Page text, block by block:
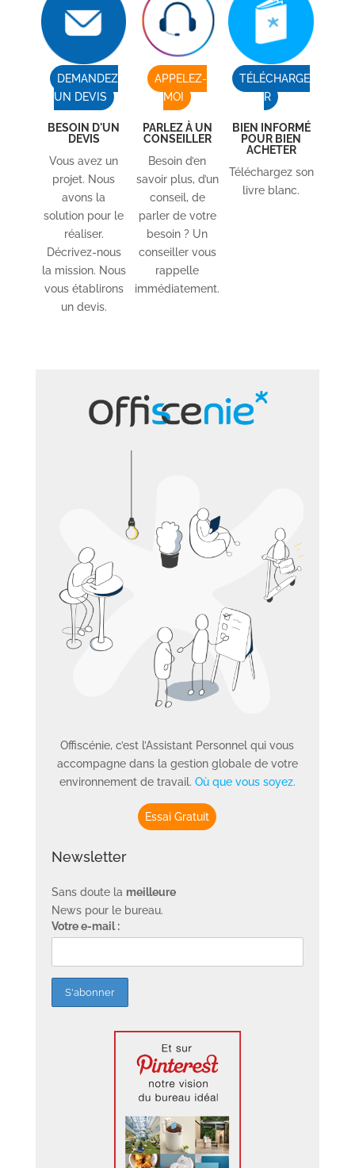
DEMANDEZ
UN DEVIS
BESOIN D'UN
DEVIS
Vous avez un
projet. Nous
avons la
solution pour le
réaliser.
Décrivez-nous
la mission. Nous
vous établirons
un devis.
APPELEZ-
MOI
PARLEZ À UN
CONSEILLER
Besoin d’en
savoir plus, d’un
conseil, de
parler de votre
besoin ? Un
conseiller vous
rappelle
immédiatement.
TÉLÉCHARGE
R
BIEN INFORMÉ
POUR BIEN
ACHETER
Téléchargez son
livre blanc.
Offiscénie, c’est l’Assistant Personnel qui vous
accompagne dans la gestion globale de votre
environnement de travail. Où que vous soyez.
Essai Gratuit
Newsletter
Sans doute la meilleure
News pour le bureau.
Votre e-mail :